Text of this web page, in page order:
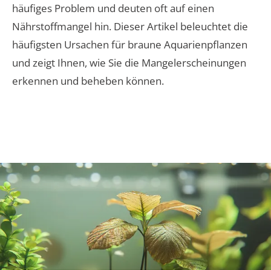
häufiges Problem und deuten oft auf einen
Nährstoffmangel hin. Dieser Artikel beleuchtet die
häufigsten Ursachen für braune Aquarienpflanzen
und zeigt Ihnen, wie Sie die Mangelerscheinungen
erkennen und beheben können.